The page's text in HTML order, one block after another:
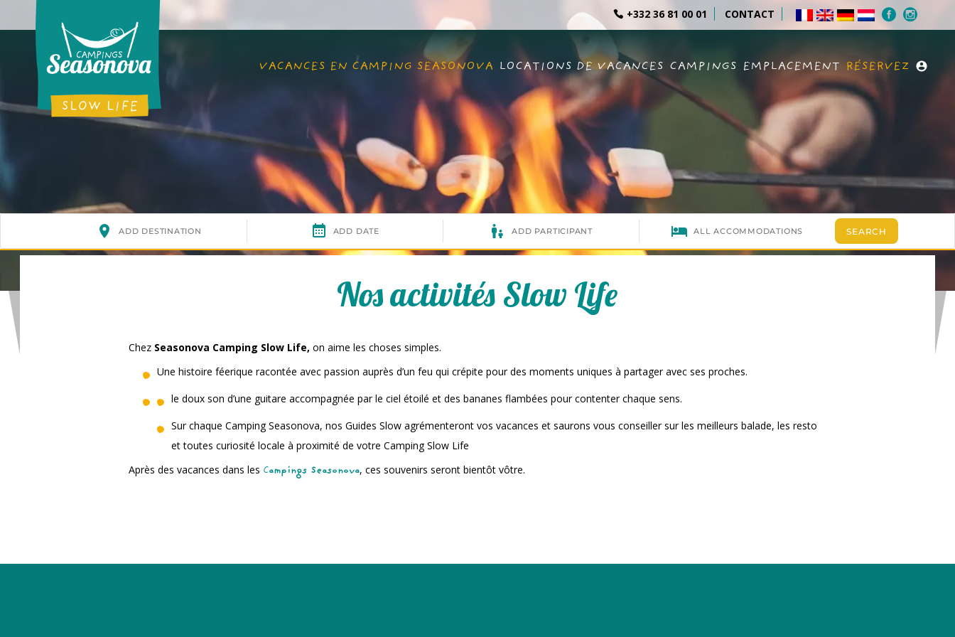
+332 36 81 00 01 CONTACT
VACANCES EN CAMPING SEASONOVA LOCATIONS DE VACANCES CAMPINGS EMPLACEMENT RÉSERVEZ
Nos activités Slow Life
Chez Seasonova Camping Slow Life,on aime les choses simples.
Une histoire féerique racontée avec passion auprès d’un feu qui crépite pour des moments uniques à partager avec ses proches.
le doux son d’une guitare accompagnée par le ciel étoilé et des bananes flambées pour contenter chaque sens.
Sur chaque Camping Seasonova, nos Guides Slow agrémenteront vos vacances et saurons vous conseiller sur les meilleurs balade, les resto
et toutes curiosité locale à proximité de votre Camping Slow Life
Après des vacances dans les Campings Seasonova, ces souvenirs seront bientôt vôtre.